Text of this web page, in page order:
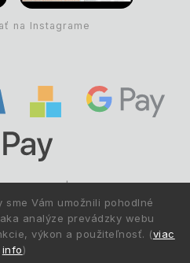
sme Vám umožnili pohodlné
analýze prevádzky webu
výkon a použiteľnosť. (viac
info)
na Instagrame
|
.
vyhradené.